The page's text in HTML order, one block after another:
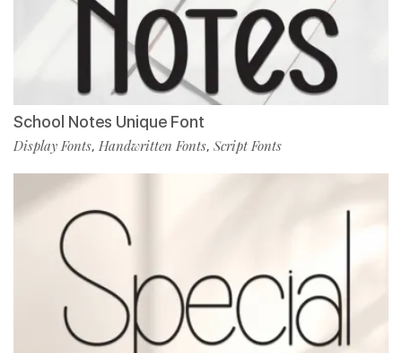
School Notes Unique Font
Display Fonts, Handwritten Fonts, Script Fonts